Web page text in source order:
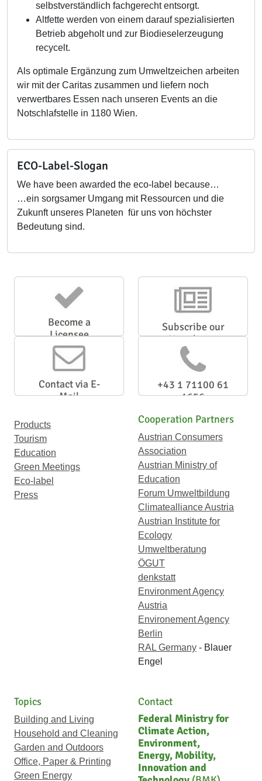
selbstverständlich fachgerecht entsorgt.
Altfette werden von einem darauf spezialisierten
Betrieb abgeholt und zur Biodieselerzeugung
recycelt.
Als optimale Ergänzung zum Umweltzeichen arbeiten
wir mit der Caritas zusammen und liefern noch
verwertbares Essen nach unseren Events an die
Notschlafstelle in 1180 Wien.
ECO-Label-Slogan
We have been awarded the eco-label because…
…ein sorgsamer Umgang mit Ressourcen und die
Zukunft unseres Planeten für uns von höchster
Bedeutung sind.
Become a
Licensee
Subscribe our
Newsletter
Contact via E-
Mail
+43 1 71100 61
1656
Products
Tourism
Education
Green Meetings
Eco-label
Press
Cooperation Partners
Austrian Consumers
Association
Austrian Ministry of
Education
Forum Umweltbildung
Climatealliance Austria
Austrian Institute for
Ecology
Umweltberatung
ÖGUT
denkstatt
Environment Agency
Austria
Environement Agency
Berlin
RAL Germany - Blauer
Engel
Topics
Building and Living
Household and Cleaning
Garden and Outdoors
Office, Paper & Printing
Green Energy
Contact
Federal Ministry for
Climate Action,
Environment,
Energy, Mobility,
Innovation and